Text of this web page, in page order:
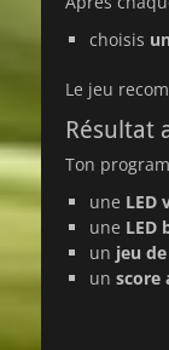
choisis
Le jeu
Résultat
Ton
une LED
une LED
un jeu
un score